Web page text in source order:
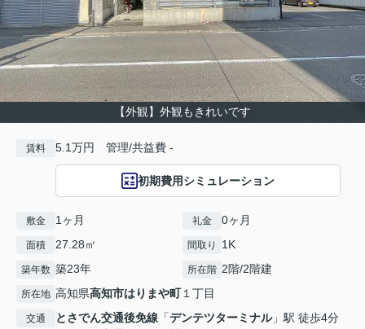
【外観】外観もきれいです
賃料 5.1万円 管理/共益費 -
初期費用シミュレーション
敷金 1ヶ月 礼金 0ヶ月
面積 27.28㎡ 間取り 1K
築年数 築23年 所在階 2階/2階建
所在地 高知県高知市はりまや町１丁目
交通 とさでん交通後免線 「デンテツターミナル」駅 徒歩4分